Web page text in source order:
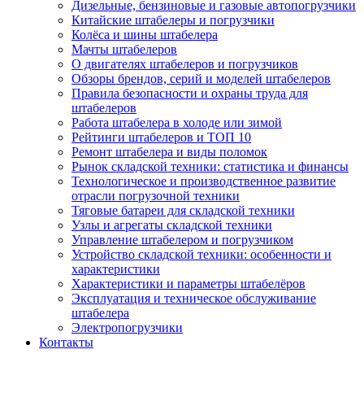
Дизельные, бензиновые и газовые автопогрузчики
Китайские штабелеры и погрузчики
Колёса и шины штабелера
Мачты штабелеров
О двигателях штабелеров и погрузчиков
Обзоры брендов, серий и моделей штабелеров
Правила безопасности и охраны труда для
штабелеров
Работа штабелера в холоде или зимой
Рейтинги штабелеров и ТОП 10
Ремонт штабелера и виды поломок
Рынок складской техники: статистика и финансы
Технологическое и производственное развитие
отрасли погрузочной техники
Тяговые батареи для складской техники
Узлы и агрегаты складской техники
Управление штабелером и погрузчиком
Устройство складской техники: особенности и
характеристики
Характеристики и параметры штабелёров
Эксплуатация и техническое обслуживание
штабелера
Электропогрузчики
Контакты